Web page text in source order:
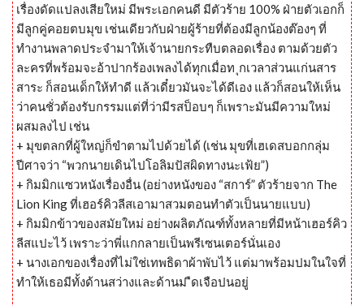
เรื่องดัดแปลงเสียใหม่ มีพระเอกคนดี มีตัวร้าย 100% ฝ่ายตัวเอกก็
มีลูกคู่คอยตบมุข เช่นเดียวกับฝ่ายผู้ร้ายที่ต้องมีลูกน้องต๊องๆ ที่
ทำงานพลาดประจำมาให้เจ้านายกระทืบตลอดเรื่อง ตามด้วยตัว
ละครที่พร้อมจะอ้าปากร้องเพลงได้ทุกเมื่อท ุกเวลาส่วนแก่นสาร
สาระ ก็สอนเด็กให้ทำดี แล้วเดี๋ยวมันจะได้ดีเอง แล้วก็สอนให้เห็น
ว่าคนชั่วต้องรับกรรมแต่ที่ว่ามีรสป็อบๆ ก็เพราะมันมีความใหม่
ผสมลงไป เช่น
+ มุขตลกที่ผู้ใหญ่ก็ขำตามไปด้วยได้ (เช่น มุขที่เฮเดสบอกกลุ่ม
ปีศาจว่า “พวกนายเดินไปโอลิมปัสผิดทางนะเฟ้ย”)
+ กิมมิกแซวหนังเรื่องอื่น (อย่างหนังของ “สการ์” ตัวร้ายจาก The
Lion King ที่เฮอร์คิวลีสเอามาสวมตอนทำตัวเป็นนายแบบ)
+ กิมมิกข้าวของสมัยใหม่ อย่างผลิตภัณฑ์ทั้งหลายที่มีหน้าเฮอร์คิว
ลีสแปะไว้ เพราะว่าพี่แกกลายเป็นพรีเซนเตอร์นั่นเอง
+ นางเอกของเรื่องที่ไม่ใช่เทพธิดาผ้าพับไว้ แต่มาพร้อมปมในใจที่
ทำให้เธอมีทั้งด้านสว่างและด้านม ืดเจือปนอยู่